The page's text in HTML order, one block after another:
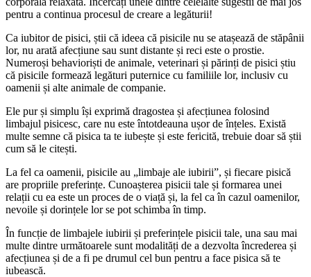
pentru a continua procesul de creare a legăturii!
Ca iubitor de pisici, știi că ideea că pisicile nu se atașează de stăpânii
lor, nu arată afecțiune sau sunt distante și reci este o prostie.
Numeroși behavioriști de animale, veterinari și părinți de pisici știu
că pisicile formează legături puternice cu familiile lor, inclusiv cu
oamenii și alte animale de companie.
Ele pur și simplu își exprimă dragostea și afecțiunea folosind
limbajul pisicesc, care nu este întotdeauna ușor de înțeles. Există
multe semne că pisica ta te iubește și este fericită, trebuie doar să știi
cum să le citești.
La fel ca oamenii, pisicile au „limbaje ale iubirii”, și fiecare pisică
are propriile preferințe. Cunoașterea pisicii tale și formarea unei
relații cu ea este un proces de o viață și, la fel ca în cazul oamenilor,
nevoile și dorințele lor se pot schimba în timp.
În funcție de limbajele iubirii și preferințele pisicii tale, una sau mai
multe dintre următoarele sunt modalități de a dezvolta încrederea și
afecțiunea și de a fi pe drumul cel bun pentru a face pisica să te
iubească.